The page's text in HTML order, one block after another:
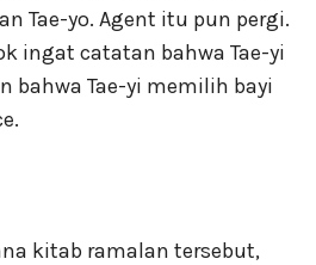
Tae-yo. Agent itu pun pergi.
ingat catatan bahwa Tae-yi
bahwa Tae-yi memilih bayi
kitab ramalan tersebut,